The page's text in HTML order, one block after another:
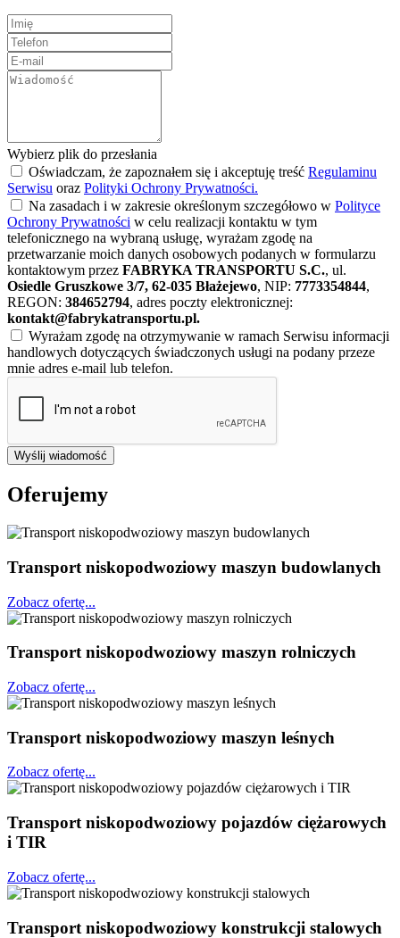
Wybierz plik do przesłania
Oświadczam, że zapoznałem się i akceptuję treść Regulaminu
Serwisu oraz Polityki Ochrony Prywatności.
Na zasadach i w zakresie określonym szczegółowo w Polityce
Ochrony Prywatności w celu realizacji kontaktu w tym
telefonicznego na wybraną usługę, wyrażam zgodę na
przetwarzanie moich danych osobowych podanych w formularzu
kontaktowym przez FABRYKA TRANSPORTU S.C., ul.
Osiedle Gruszkowe 3/7, 62-035 Błażejewo, NIP: 7773354844,
REGON: 384652794, adres poczty elektronicznej:
kontakt@fabrykatransportu.pl.
Wyrażam zgodę na otrzymywanie w ramach Serwisu informacji
handlowych dotyczących świadczonych usługi na podany przeze
mnie adres e-mail lub telefon.
Wyślij wiadomość
Oferujemy
Transport niskopodwoziowy maszyn budowlanych
Zobacz ofertę...
Transport niskopodwoziowy maszyn rolniczych
Zobacz ofertę...
Transport niskopodwoziowy maszyn leśnych
Zobacz ofertę...
Transport niskopodwoziowy pojazdów ciężarowych
i TIR
Zobacz ofertę...
Transport niskopodwoziowy konstrukcji stalowych